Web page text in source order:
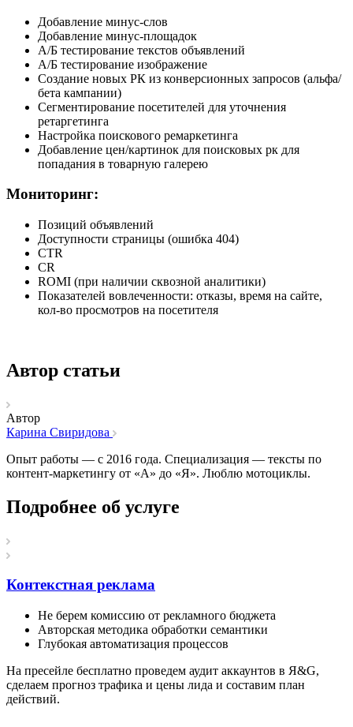
Добавление минус-слов
Добавление минус-площадок
А/Б тестирование текстов объявлений
А/Б тестирование изображение
Создание новых РК из конверсионных запросов (альфа/
бета кампании)
Сегментирование посетителей для уточнения
ретаргетинга
Настройка поискового ремаркетинга
Добавление цен/картинок для поисковых рк для
попадания в товарную галерею
Мониторинг:
Позиций объявлений
Доступности страницы (ошибка 404)
CTR
CR
ROMI (при наличии сквозной аналитики)
Показателей вовлеченности: отказы, время на сайте,
кол-во просмотров на посетителя
Автор статьи
Автор
Карина Свиридова
Опыт работы — с 2016 года. Специализация — тексты по
контент-маркетингу от «А» до «Я». Люблю мотоциклы.
Подробнее об услуге
Контекстная реклама
Не берем комиссию от рекламного бюджета
Авторская методика обработки семантики
Глубокая автоматизация процессов
На пресейле бесплатно проведем аудит аккаунтов в Я&G,
сделаем прогноз трафика и цены лида и составим план
действий.